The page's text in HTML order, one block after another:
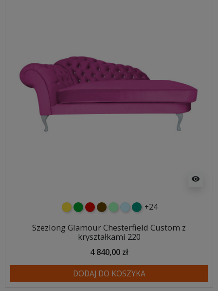
visibility
żółtyzielonyczerwony
czekoladowy
miętowybłękitny
turkusowy
+24
Szezlong Glamour Chesterfield Custom z
kryształkami 220
4 840,00 zł
DODAJ DO KOSZYKA